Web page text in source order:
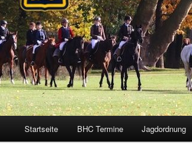
Startseite BHC Termine Jagdordnung